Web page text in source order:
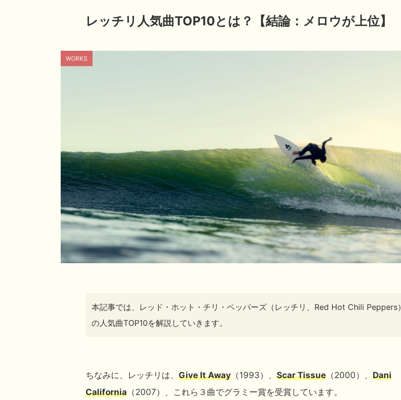
レッチリ人気曲TOP10とは？【結論：メロウが上位】
WORKS
本記事では、 レッド・ホット・チリ・ペッパーズ（レッチリ、Red Hot Chili Peppers）
の人気曲TOP10を解説していきます。
ちなみに、レッチリは、 Give It Away （1993）、 Scar Tissue （2000）、 Dani
California （2007）、これら３曲でグラミー賞を受賞しています。